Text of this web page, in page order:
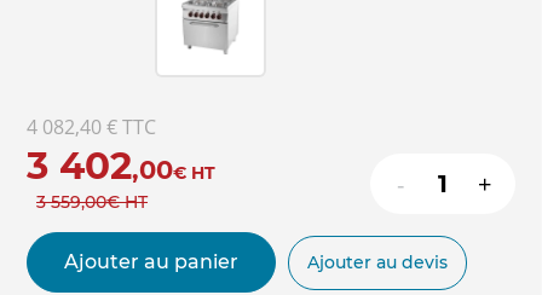
4 082,40 €TTC
3 402,00€ HT
3 559,00€ HT
- +
Ajouter au panier Ajouter au devis